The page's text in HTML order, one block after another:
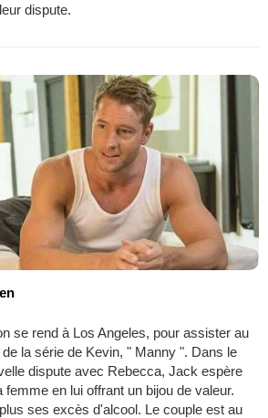
dispute.
se rend à Los Angeles, pour assister au
la série de Kevin, " Manny ". Dans le
dispute avec Rebecca, Jack espère
en lui offrant un bijou de valeur.
ses excès d'alcool. Le couple est au